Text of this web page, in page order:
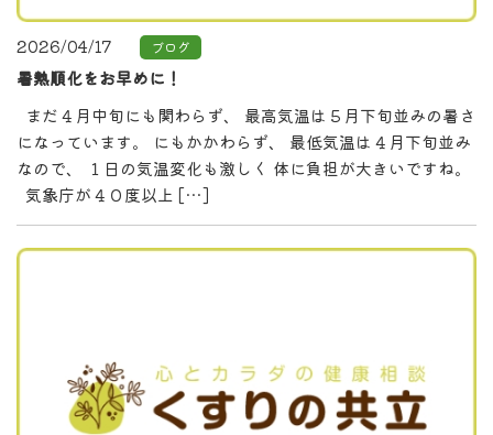
2026/04/17 ブログ
暑熱順化をお早めに！
まだ４月中旬にも関わらず、 最高気温は５月下旬並みの暑さ
になっています。 にもかかわらず、 最低気温は４月下旬並み
なので、 １日の気温変化も激しく 体に負担が大きいですね。
気象庁が４０度以上 […]